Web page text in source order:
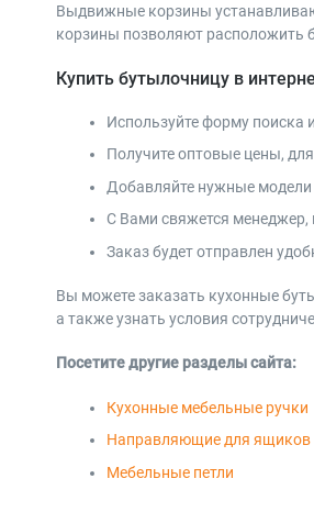
Выдвижные корзины
корзины позволяют расположить
Купить бутылочницу в
Используйте форму поиска
Получите оптовые цены,
Добавляйте нужные модели
С Вами свяжется
Заказ будет отправлен
Вы можете заказать кухонные
а также узнать условия
Посетите другие разделы сайта:
Кухонные мебельные ручки
Направляющие для ящиков
Мебельные петли